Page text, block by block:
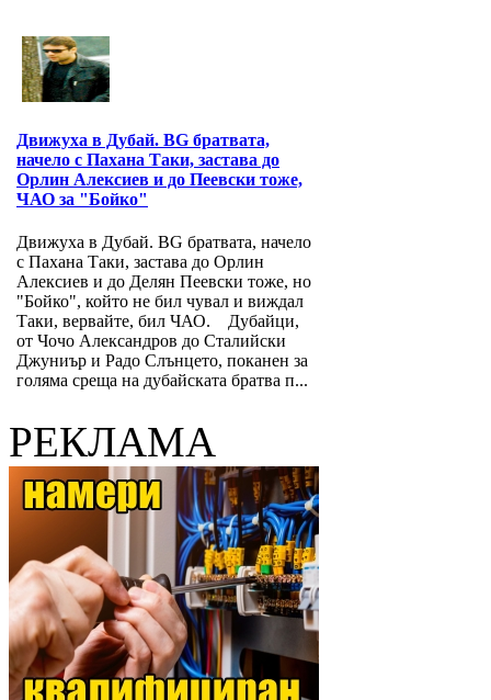
Движуха в Дубай. BG братвата,
начело с Пахана Таки, застава до
Орлин Алексиев и до Пеевски тоже,
ЧАО за "Бойко"
Движуха в Дубай. BG братвата, начело
с Пахана Таки, застава до Орлин
Алексиев и до Делян Пеевски тоже, но
"Бойко", който не бил чувал и виждал
Таки, вервайте, бил ЧАО. Дубайци,
от Чочо Александров до Сталийски
Джуниър и Радо Слънцето, поканен за
голяма среща на дубайската братва п...
РЕКЛАМА